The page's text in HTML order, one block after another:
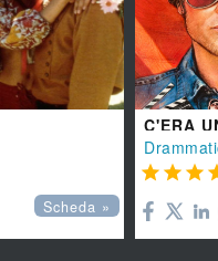
Scheda »
C'ERA
  